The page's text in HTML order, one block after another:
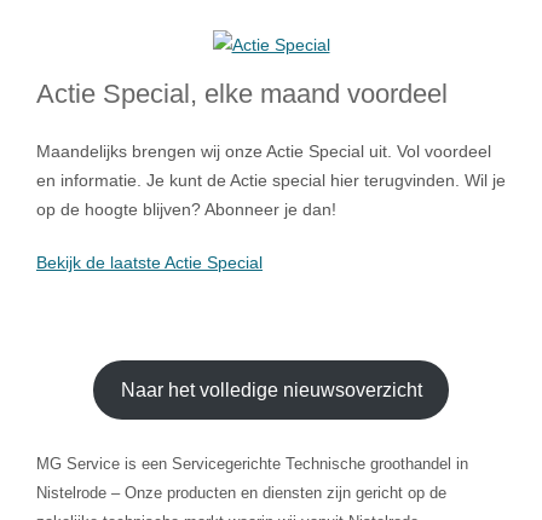
Actie Special, elke maand voordeel
Maandelijks brengen wij onze Actie Special uit. Vol voordeel
en informatie. Je kunt de Actie special hier terugvinden. Wil je
op de hoogte blijven? Abonneer je dan!
Bekijk de laatste Actie Special
Naar het volledige nieuwsoverzicht
MG Service is een Servicegerichte Technische groothandel in
Nistelrode – Onze producten en diensten zijn gericht op de